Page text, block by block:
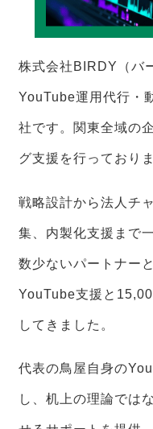
株式会社BIRDY（バ
YouTube運用代行・
社です。関東全域の
グ支援を行っておりま
戦略設計から法人チ
集、内製化支援まで
数少ないパートナー
YouTube支援と
してきました。
代表の鳥屋自身の
し、机上の理論では